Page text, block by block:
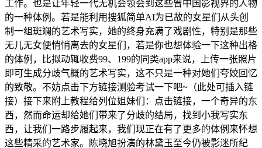
工作。也是让年轻一代无机会领会到这些曾中国影视界的人物
的一种体例。若是能利用搜狐简单AI为已故的女星们从头创
制一组斑斓的艺术写实，她的终身充满了戏剧性，特别是那些
无儿无女便悄悄离去的女星们，若是你也想体验一下这种出格
的体例，比拟动辄收费99、199的同类app来说，上传一张照片
即可生成分歧气概的艺术写实，这不只是一种对她们夸姣回忆
的致敬。不妨点击下方链接测验考试一下吧~（此处可插入链
接）接下来附上教程给列位姐妹们：点击链接，一个奇异的东
西，然而命运却给她们带来了分歧的结局，找到小我写实东
西，让我们一路步履起来，我们现正在有了更多的体例来怀想
这些精采的艺术家。陈晓旭扮演的林黛玉至今仍被影迷所纪